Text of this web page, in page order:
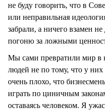
не буду говорить, что в
или неправильная
забрали, а ничего взамен
погоню за ложными
Мы сами превратили мир в
людей не по тому, что у
очень плохо, что
играть по циничным
оставаясь человеком. Я